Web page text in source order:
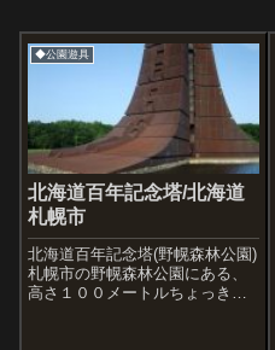
◆公園遊具
北海道百年記念塔/北海道
札幌市
北海道百年記念塔(野幌森林公園)
札幌市の野幌森林公園にある、
高さ１００メートルちょっきし